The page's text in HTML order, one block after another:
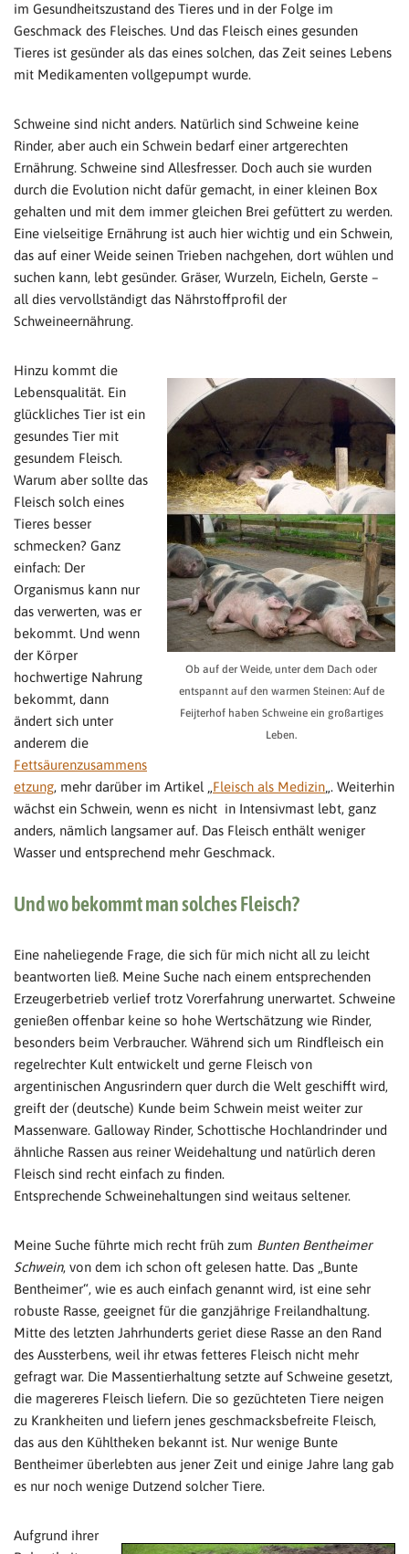
im Gesundheitszustand des Tieres und in der Folge im
Geschmack des Fleisches. Und das Fleisch eines gesunden
Tieres ist gesünder als das eines solchen, das Zeit seines Lebens
mit Medikamenten vollgepumpt wurde.
Schweine sind nicht anders. Natürlich sind Schweine keine
Rinder, aber auch ein Schwein bedarf einer artgerechten
Ernährung. Schweine sind Allesfresser. Doch auch sie wurden
durch die Evolution nicht dafür gemacht, in einer kleinen Box
gehalten und mit dem immer gleichen Brei gefüttert zu werden.
Eine vielseitige Ernährung ist auch hier wichtig und ein Schwein,
das auf einer Weide seinen Trieben nachgehen, dort wühlen und
suchen kann, lebt gesünder. Gräser, Wurzeln, Eicheln, Gerste –
all dies vervollständigt das Nährstoffprofil der
Schweineernährung.
Ob auf der Weide, unter dem Dach oder
entspannt auf den warmen Steinen: Auf de
Feijterhof haben Schweine ein großartiges
Leben.
Hinzu kommt die
Lebensqualität. Ein
glückliches Tier ist ein
gesundes Tier mit
gesundem Fleisch.
Warum aber sollte das
Fleisch solch eines
Tieres besser
schmecken? Ganz
einfach: Der
Organismus kann nur
das verwerten, was er
bekommt. Und wenn
der Körper
hochwertige Nahrung
bekommt, dann
ändert sich unter
anderem die
Fettsäurenzusammens
etzung, mehr darüber im Artikel „ Fleisch als Medizin „. Weiterhin
wächst ein Schwein, wenn es nicht in Intensivmast lebt, ganz
anders, nämlich langsamer auf. Das Fleisch enthält weniger
Wasser und entsprechend mehr Geschmack.
Und wo bekommt man solches Fleisch?
Eine naheliegende Frage, die sich für mich nicht all zu leicht
beantworten ließ. Meine Suche nach einem entsprechenden
Erzeugerbetrieb verlief trotz Vorerfahrung unerwartet. Schweine
genießen offenbar keine so hohe Wertschätzung wie Rinder,
besonders beim Verbraucher. Während sich um Rindfleisch ein
regelrechter Kult entwickelt und gerne Fleisch von
argentinischen Angusrindern quer durch die Welt geschifft wird,
greift der (deutsche) Kunde beim Schwein meist weiter zur
Massenware. Galloway Rinder, Schottische Hochlandrinder und
ähnliche Rassen aus reiner Weidehaltung und natürlich deren
Fleisch sind recht einfach zu finden.
Entsprechende Schweinehaltungen sind weitaus seltener.
Meine Suche führte mich recht früh zum Bunten Bentheimer
Schwein, von dem ich schon oft gelesen hatte. Das „Bunte
Bentheimer“, wie es auch einfach genannt wird, ist eine sehr
robuste Rasse, geeignet für die ganzjährige Freilandhaltung.
Mitte des letzten Jahrhunderts geriet diese Rasse an den Rand
des Aussterbens, weil ihr etwas fetteres Fleisch nicht mehr
gefragt war. Die Massentierhaltung setzte auf Schweine gesetzt,
die magereres Fleisch liefern. Die so gezüchteten Tiere neigen
zu Krankheiten und liefern jenes geschmacksbefreite Fleisch,
das aus den Kühltheken bekannt ist. Nur wenige Bunte
Bentheimer überlebten aus jener Zeit und einige Jahre lang gab
es nur noch wenige Dutzend solcher Tiere.
Aufgrund ihrer